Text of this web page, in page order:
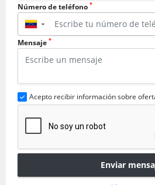
Número de teléfono *
▼
Mensaje *
Acepto recibir información sobre
Enviar